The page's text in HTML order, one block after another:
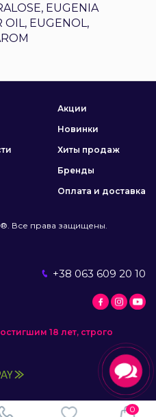
EUGENIA
OIL, EUGENOL,
Акции
Новинки
Хиты продаж
Бренды
Оплата и доставка
Все права защищены.
+38 063 609 20 10
18 лет, строго
0